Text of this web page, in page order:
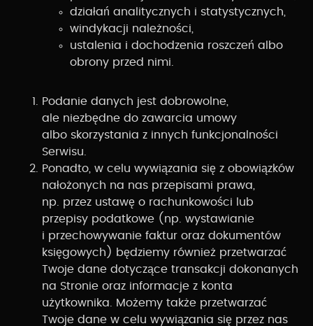
działań analitycznych i statystycznych,
windykacji należności,
ustalenia i dochodzenia roszczeń albo
obrony przed nimi.
Podanie danych jest dobrowolne,
ale niezbędne do zawarcia umowy
albo skorzystania z innych funkcjonalności
Serwisu.
Ponadto, w celu wywiązania się z obowiązków
nałożonych na nas przepisami prawa,
np. przez ustawę o rachunkowości lub
przepisy podatkowe (np. wystawianie
i przechowywanie faktur oraz dokumentów
księgowych) będziemy również przetwarzać
Twoje dane dotyczące transakcji dokonanych
na Stronie oraz informacje z konta
użytkownika. Możemy także przetwarzać
Twoje dane w celu wywiązania się przez nas